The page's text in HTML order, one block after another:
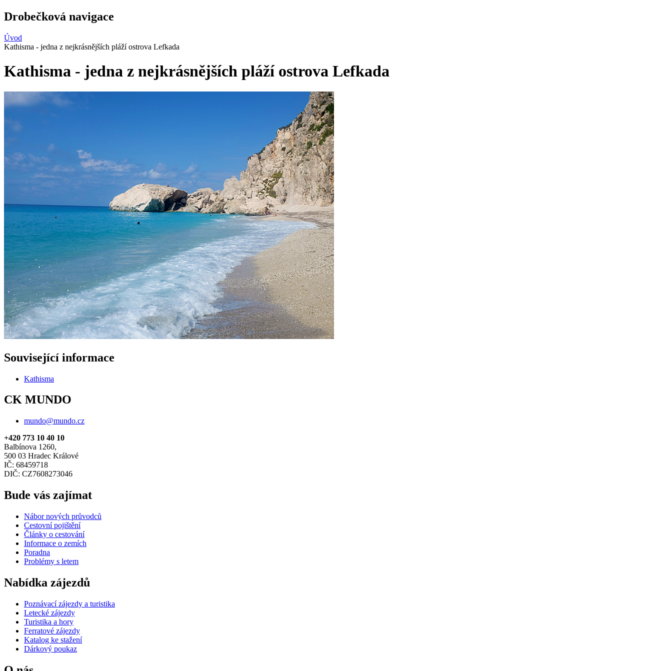
Drobečková navigace
Úvod
Kathisma - jedna z nejkrásnějších pláží ostrova Lefkada
Kathisma - jedna z nejkrásnějších pláží ostrova Lefkada
Související informace
Kathisma
CK MUNDO
mundo@mundo.cz
+420 773 10 40 10
Balbínova 1260,
500 03 Hradec Králové
IČ: 68459718
DIČ: CZ7608273046
Bude vás zajímat
Nábor nových průvodců
Cestovní pojištění
Články o cestování
Informace o zemích
Poradna
Problémy s letem
Nabídka zájezdů
Poznávací zájezdy a turistika
Letecké zájezdy
Turistika a hory
Ferratové zájezdy
Katalog ke stažení
Dárkový poukaz